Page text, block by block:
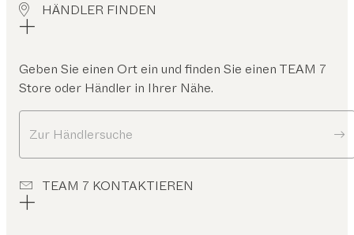
HÄNDLER FINDEN
Geben Sie einen Ort ein und finden Sie einen TEAM 7
Store oder Händler in Ihrer Nähe.
Zur Händlersuche
TEAM 7 KONTAKTIEREN